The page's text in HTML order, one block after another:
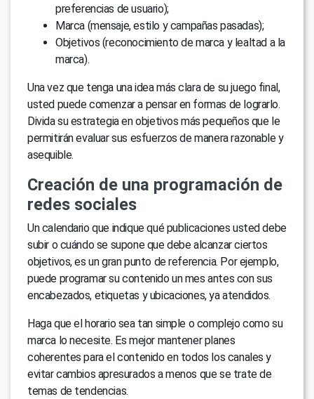
preferencias de usuario);
Marca (mensaje, estilo y campañas pasadas);
Objetivos (reconocimiento de marca y lealtad a la
marca).
Una vez que tenga una idea más clara de su juego final,
usted puede comenzar a pensar en formas de lograrlo.
Divida su estrategia en objetivos más pequeños que le
permitirán evaluar sus esfuerzos de manera razonable y
asequible.
Creación de una programación de
redes sociales
Un calendario que indique qué publicaciones usted debe
subir o cuándo se supone que debe alcanzar ciertos
objetivos, es un gran punto de referencia. Por ejemplo,
puede programar su contenido un mes antes con sus
encabezados, etiquetas y ubicaciones, ya atendidos.
Haga que el horario sea tan simple o complejo como su
marca lo necesite. Es mejor mantener planes
coherentes para el contenido en todos los canales y
evitar cambios apresurados a menos que se trate de
temas de tendencias.